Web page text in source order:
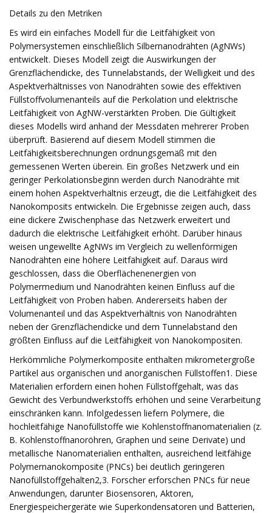
Details zu den Metriken
Es wird ein einfaches Modell für die Leitfähigkeit von
Polymersystemen einschließlich Silbernanodrähten (AgNWs)
entwickelt. Dieses Modell zeigt die Auswirkungen der
Grenzflächendicke, des Tunnelabstands, der Welligkeit und des
Aspektverhältnisses von Nanodrähten sowie des effektiven
Füllstoffvolumenanteils auf die Perkolation und elektrische
Leitfähigkeit von AgNW-verstärkten Proben. Die Gültigkeit
dieses Modells wird anhand der Messdaten mehrerer Proben
überprüft. Basierend auf diesem Modell stimmen die
Leitfähigkeitsberechnungen ordnungsgemäß mit den
gemessenen Werten überein. Ein großes Netzwerk und ein
geringer Perkolationsbeginn werden durch Nanodrähte mit
einem hohen Aspektverhältnis erzeugt, die die Leitfähigkeit des
Nanokomposits entwickeln. Die Ergebnisse zeigen auch, dass
eine dickere Zwischenphase das Netzwerk erweitert und
dadurch die elektrische Leitfähigkeit erhöht. Darüber hinaus
weisen ungewellte AgNWs im Vergleich zu wellenförmigen
Nanodrähten eine höhere Leitfähigkeit auf. Daraus wird
geschlossen, dass die Oberflächenenergien von
Polymermedium und Nanodrähten keinen Einfluss auf die
Leitfähigkeit von Proben haben. Andererseits haben der
Volumenanteil und das Aspektverhältnis von Nanodrähten
neben der Grenzflächendicke und dem Tunnelabstand den
größten Einfluss auf die Leitfähigkeit von Nanokompositen.
Herkömmliche Polymerkomposite enthalten mikrometergroße
Partikel aus organischen und anorganischen Füllstoffen1. Diese
Materialien erfordern einen hohen Füllstoffgehalt, was das
Gewicht des Verbundwerkstoffs erhöhen und seine Verarbeitung
einschränken kann. Infolgedessen liefern Polymere, die
hochleitfähige Nanofüllstoffe wie Kohlenstoffnanomaterialien (z.
B. Kohlenstoffnanoröhren, Graphen und seine Derivate) und
metallische Nanomaterialien enthalten, ausreichend leitfähige
Polymernanokomposite (PNCs) bei deutlich geringeren
Nanofüllstoffgehalten2,3. Forscher erforschen PNCs für neue
Anwendungen, darunter Biosensoren, Aktoren,
Energiespeichergeräte wie Superkondensatoren und Batterien,